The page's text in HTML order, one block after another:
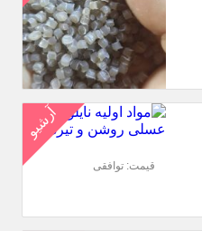
آرشیو
قیمت: توافقی